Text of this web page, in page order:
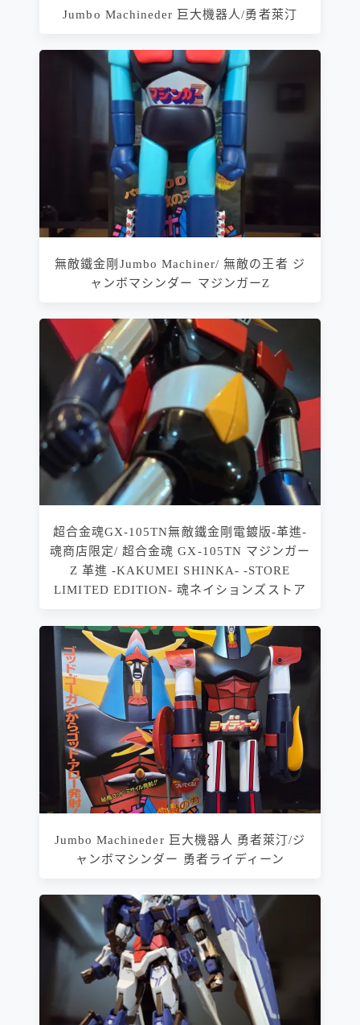
Jumbo Machineder 巨大機器人/勇者萊汀
無敵鐵金剛Jumbo Machiner/ 無敵の王者 ジ
ャンボマシンダー マジンガーZ
超合金魂GX-105TN無敵鐵金剛電鍍版-革進-
魂商店限定/ 超合金魂 GX-105TN マジンガー
Z 革進 -KAKUMEI SHINKA- -STORE
LIMITED EDITION- 魂ネイションズストア
Jumbo Machineder 巨大機器人 勇者萊汀/ジ
ャンボマシンダー 勇者ライディーン